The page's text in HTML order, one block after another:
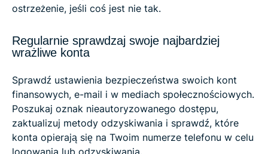
ostrzeżenie, jeśli coś jest nie tak.
Regularnie sprawdzaj swoje najbardziej
wrażliwe konta
Sprawdź ustawienia bezpieczeństwa swoich kont
finansowych, e-mail i w mediach społecznościowych.
Poszukaj oznak nieautoryzowanego dostępu,
zaktualizuj metody odzyskiwania i sprawdź, które
konta opierają się na Twoim numerze telefonu w celu